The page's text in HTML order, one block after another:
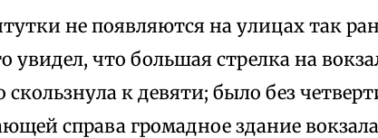
не появляются на улицах так
увидел, что большая стрелка на
скользнула к девяти; было без
справа громадное здание